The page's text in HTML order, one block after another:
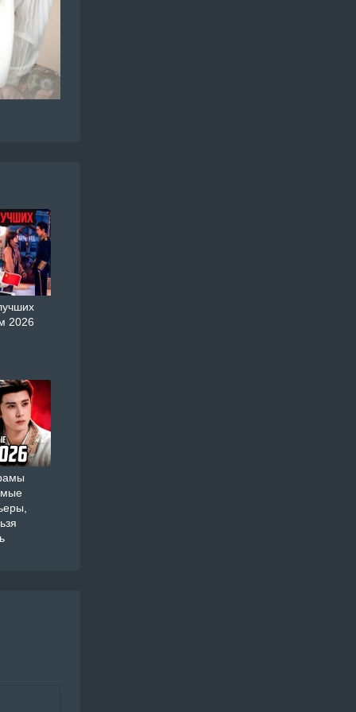
2026